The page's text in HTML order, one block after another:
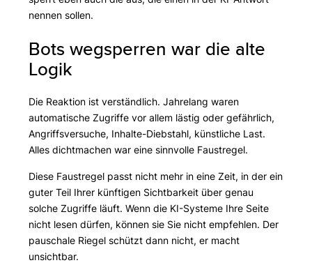
nennen sollen.
Bots wegsperren war die alte
Logik
Die Reaktion ist verständlich. Jahrelang waren
automatische Zugriffe vor allem lästig oder gefährlich,
Angriffsversuche, Inhalte-Diebstahl, künstliche Last.
Alles dichtmachen war eine sinnvolle Faustregel.
Diese Faustregel passt nicht mehr in eine Zeit, in der ein
guter Teil Ihrer künftigen Sichtbarkeit über genau
solche Zugriffe läuft. Wenn die KI-Systeme Ihre Seite
nicht lesen dürfen, können sie Sie nicht empfehlen. Der
pauschale Riegel schützt dann nicht, er macht
unsichtbar.